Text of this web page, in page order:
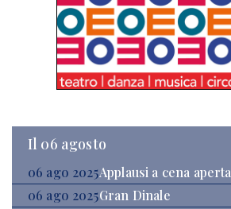
Il 06 agosto
06 ago 2025Applausi a cena aperta
06 ago 2025Gran Dinale